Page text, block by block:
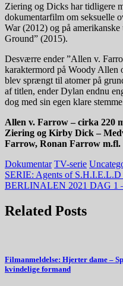
Ziering og Dicks har tidligere
dokumentarfilm om seksuelle
War (2012) og på
Ground” (2015).
Desværre ender ”Allen v.
karaktermord på Woody Allen
blev sprængt til atomer på
af titlen, ender Dylan endnu
dog med sin egen klare
Allen v. Farrow – cirka 220
Ziering og Kirby Dick –
Farrow, Ronan Farrow m.fl.
Dokumentar TV-serie
Indlægsnavigation
SERIE: Agents of S.H.I.E.L.D
BERLINALEN 2021 DAG 1
Related Posts
Filmanmeldelse: Hjerter dame –
kvindelige formand